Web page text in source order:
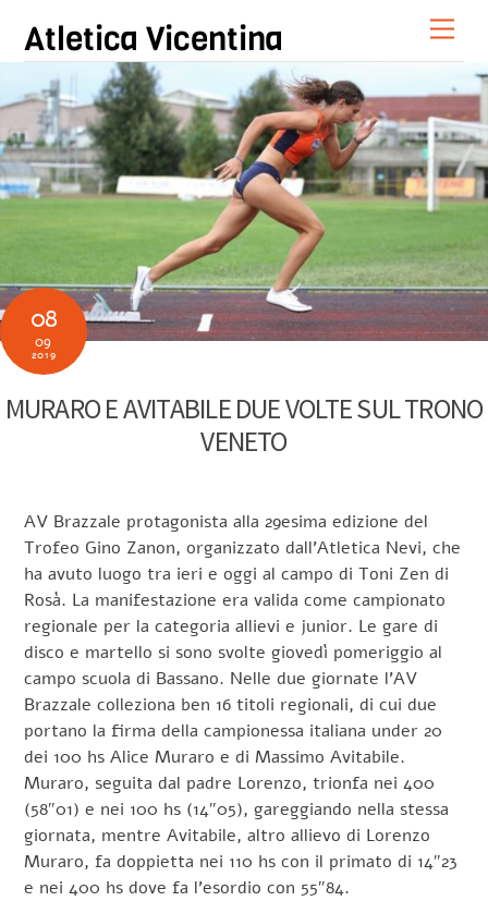
content
Atletica Vicentina
08
09
2019
MURARO E AVITABILE DUE VOLTE SUL TRONO
VENETO
AV Brazzale protagonista alla 29esima edizione del
Trofeo Gino Zanon, organizzato dall’Atletica Nevi, che
ha avuto luogo tra ieri e oggi al campo di Toni Zen di
Rosà. La manifestazione era valida come campionato
regionale per la categoria allievi e junior. Le gare di
disco e martello si sono svolte giovedì pomeriggio al
campo scuola di Bassano. Nelle due giornate l’AV
Brazzale colleziona ben 16 titoli regionali, di cui due
portano la firma della campionessa italiana under 20
dei 100 hs Alice Muraro e di Massimo Avitabile.
Muraro, seguita dal padre Lorenzo, trionfa nei 400
(58″01) e nei 100 hs (14″05), gareggiando nella stessa
giornata, mentre Avitabile, altro allievo di Lorenzo
Muraro, fa doppietta nei 110 hs con il primato di 14″23
e nei 400 hs dove fa l’esordio con 55″84.